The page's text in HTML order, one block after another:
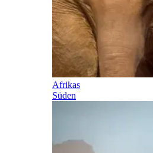
Afrikas
Süden